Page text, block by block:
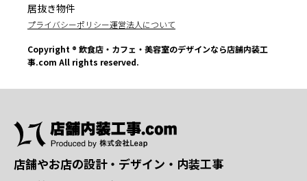
居抜き物件
プライバシーポリシー運営法人について
Copyright ® 飲食店・カフェ・美容室のデザインなら店舗内装工
事.com All rights reserved.
店舗やお店の設計・デザイン・内装工事